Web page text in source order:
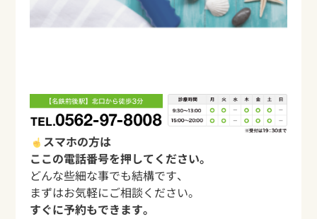
スマホの方は
ここの電話番号を押してください。
どんな些細な事でも結構です、
まずはお気軽にご相談ください。
すぐに予約もできます。